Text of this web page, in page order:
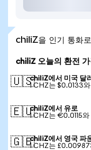
chiliZ을 인기 통화
chiliZ 오늘의 환전 가
🇺🇸chiliZ에서 미국 달
1 CHZ는 $0.0133
🇪🇺chiliZ에서 유로
1 CHZ는 €0.0115와
🇬🇧chiliZ에서 영국 파
1 CHZ는